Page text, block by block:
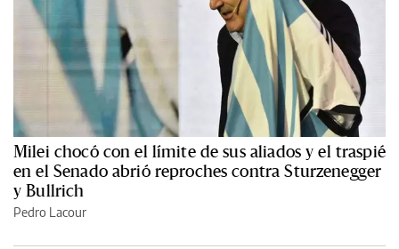
Milei chocó con el límite de sus aliados y el traspié
en el Senado abrió reproches contra Sturzenegger
y Bullrich
Pedro Lacour